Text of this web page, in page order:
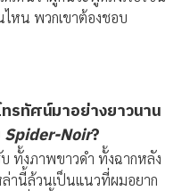
ไหน พวกเขาต้องชอบ
รทัศน์มาอย่างยาวนาน
Spider-Noir?
ทั้งภาพขาวดำ ทั้งฉากหลัง
ล่านี้ล้วนเป็นแนวที่ผมอยาก